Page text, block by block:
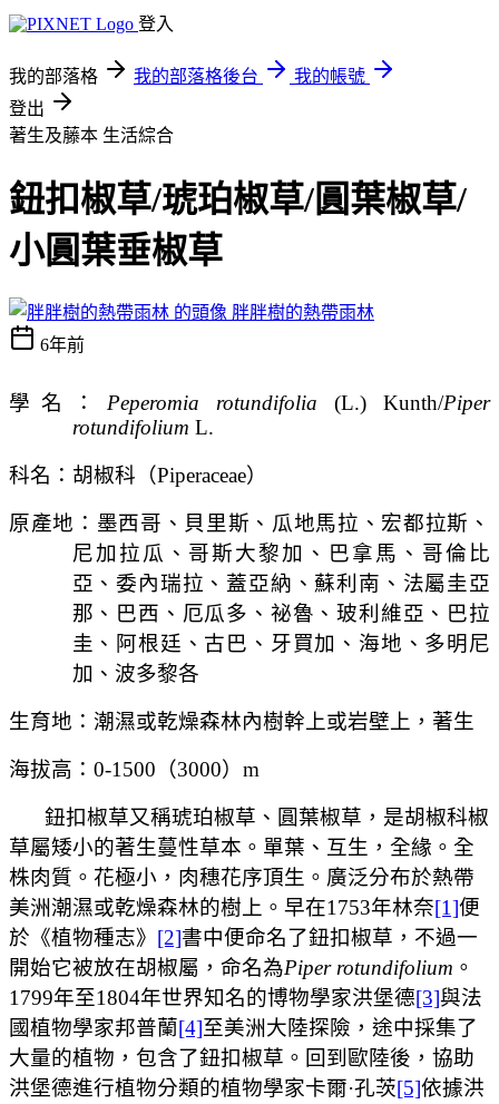
登入
我的部落格 我的部落格後台
我的帳號
登出
著生及藤本 生活綜合
鈕扣椒草/琥珀椒草/圓葉椒草/
小圓葉垂椒草
胖胖樹的熱帶雨林
6年前
學名： Peperomia rotundifolia (L.) Kunth/Piper
rotundifolium L.
科名：胡椒科（Piperaceae）
原產地：墨西哥、貝里斯、瓜地馬拉、宏都拉斯、
尼加拉瓜 、哥斯大黎加、巴拿馬 、哥倫比
亞 、委內瑞拉、蓋亞納、蘇利南、法屬圭亞
那、巴西、厄瓜多 、祕魯 、玻利維亞 、巴拉
圭、阿根廷、古巴、牙買加、海地、多明尼
加、波多黎各
生育地：潮濕或乾燥森林內樹幹上或岩壁上，著生
海拔高： 0-1500 （3000） m
鈕扣椒草又稱琥珀椒草、圓葉椒草，是胡椒科椒
草屬矮小的著生蔓性草本。單葉、互生，全緣。全
株肉質。花極小，肉穗花序頂生。廣泛分布於熱帶
美洲潮濕或乾燥森林的樹上。早在1753年林奈[1]便
於《植物種志》 [2]書中便命名了鈕扣椒草，不過一
開始它被放在胡椒屬，命名為Piper rotundifolium 。
1799年至1804年世界知名的博物學家洪堡德[3]與法
國植物學家邦普蘭[4]至美洲大陸探險，途中採集了
大量的植物，包含了鈕扣椒草。回到歐陸後，協助
洪堡德進行植物分類的植物學家卡爾·孔茨[5]依據洪